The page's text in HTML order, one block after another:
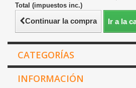
Total (impuestos inc.)
Continuar la compra Ir a la
CATEGORÍAS
INFORMACIÓN